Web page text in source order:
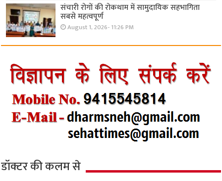
संचारी रोगों की रोकथाम में सामुदायिक सहभागिता
सबसे महत्वपूर्ण
August 1, 2026- 11:26 PM
डॉक्टर की कलम से